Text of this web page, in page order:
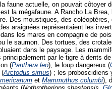
faune actuelle, on pouvait côtoyer
la mégafaune. A Rancho La
Des moustiques, des
araignées représentaient les
les mares en compagnie de
le saumon. Des tortues, des
dans le paysage. Les
principalement par le tigre à dents
(Panthera leo), le loup dangereux (
(Arctodus simus) ; les proboscidiens
et Mammuthus columbi),